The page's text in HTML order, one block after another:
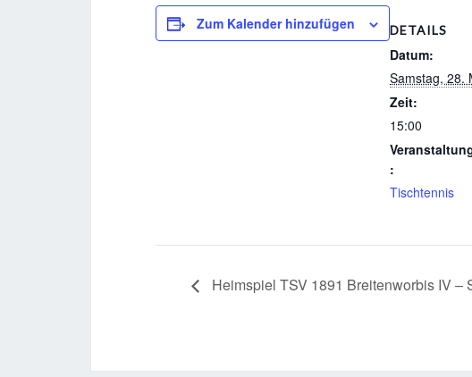
Zum Kalender hinzufügen DETAILS
Datum:
Samstag, 28.
Zeit:
15:00
:
Tischtennis
Heimspiel TSV 1891 Breitenworbis IV –